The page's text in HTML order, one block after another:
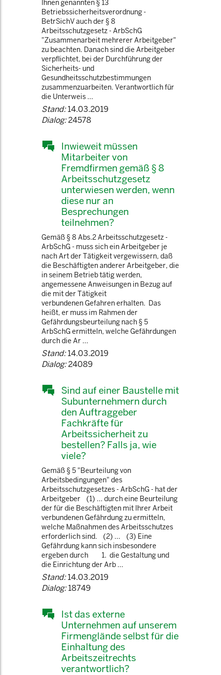
Ihnen genannten § 13
Betriebssicherheitsverordnung -
BetrSichV auch der § 8
Arbeitsschutzgesetz - ArbSchG
"Zusammenarbeit mehrerer Arbeitgeber"
zu beachten. Danach sind die Arbeitgeber
verpflichtet, bei der Durchführung der
Sicherheits- und
Gesundheitsschutzbestimmungen
zusammenzuarbeiten. Verantwortlich für
die Unterweis ...
Stand:14.03.2019
Dialog:24578
Inwieweit müssen
Mitarbeiter von
Fremdfirmen gemäß § 8
Arbeitsschutzgesetz
unterwiesen werden, wenn
diese nur an
Besprechungen
teilnehmen?
Gemäß § 8 Abs.2 Arbeitsschutzgesetz -
ArbSchG - muss sich ein Arbeitgeber je
nach Art der Tätigkeit vergewissern, daß
die Beschäftigten anderer Arbeitgeber, die
in seinem Betrieb tätig werden,
angemessene Anweisungen in Bezug auf
die mit der Tätigkeit
verbundenen Gefahren erhalten. Das
heißt, er muss im Rahmen der
Gefährdungsbeurteilung nach § 5
ArbSchG ermitteln, welche Gefährdungen
durch die Ar ...
Stand:14.03.2019
Dialog:24089
Sind auf einer Baustelle mit
Subunternehmern durch
den Auftraggeber
Fachkräfte für
Arbeitssicherheit zu
bestellen? Falls ja, wie
viele?
Gemäß § 5 "Beurteilung von
Arbeitsbedingungen" des
Arbeitsschutzgesetzes - ArbSchG - hat der
Arbeitgeber (1) ... durch eine Beurteilung
der für die Beschäftigten mit Ihrer Arbeit
verbundenen Gefährdung zu ermitteln,
welche Maßnahmen des Arbeitsschutzes
erforderlich sind. (2) ... (3) Eine
Gefährdung kann sich insbesondere
ergeben durch 1. die Gestaltung und
die Einrichtung der Arb ...
Stand:14.03.2019
Dialog:18749
Ist das externe
Unternehmen auf unserem
Firmenglände selbst für die
Einhaltung des
Arbeitszeitrechts
verantwortlich?